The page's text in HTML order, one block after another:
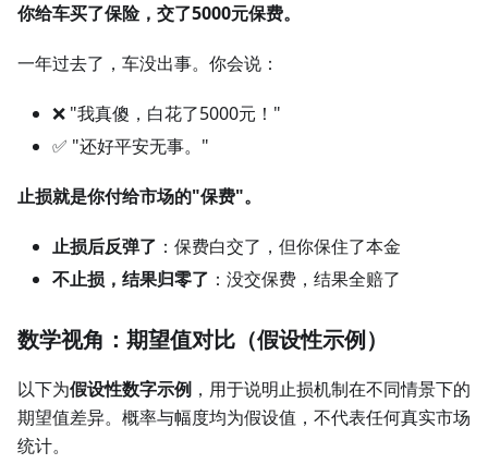
你给车买了保险，交了5000元保费。
一年过去了，车没出事。你会说：
❌ "我真傻，白花了5000元！"
✅ "还好平安无事。"
止损就是你付给市场的"保费"。
止损后反弹了 ：保费白交了，但你保住了本金
不止损，结果归零了 ：没交保费，结果全赔了
数学视角：期望值对比（假设性示例）
以下为假设性数字示例 ，用于说明止损机制在不同情景下的
期望值差异。概率与幅度均为假设值，不代表任何真实市场
统计。